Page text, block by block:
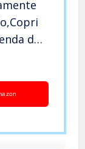
da
Tuo